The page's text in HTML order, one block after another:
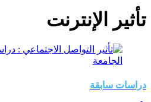
تأثير الإنترنت
دراسات سابقة